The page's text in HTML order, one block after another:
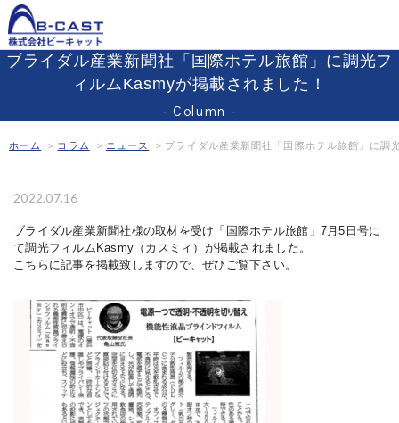
Product
クロオビ
ミラーフィルム
デジタルサイネージ
光通信関連機器
導入ガイド Guide
施工事例 Works
ブライダル産業新聞社「国際ホテル旅館」に調光フ
ィルムKasmyが掲載されました！
Column
ホーム コラム ニュース ブライダル産業新聞社「国際ホテル旅館」に調
2022.07.16
ブライダル産業新聞社様の取材を受け「国際ホテル旅館」7月5日号に
て調光フィルムKasmy（カスミィ）が掲載されました。
こちらに記事を掲載致しますので、ぜひご覧下さい。